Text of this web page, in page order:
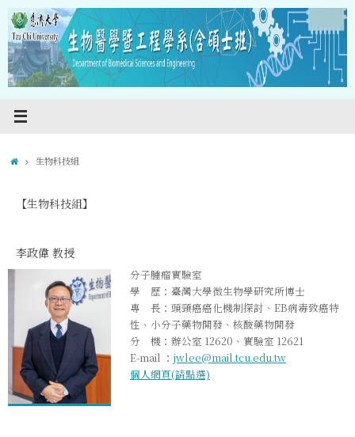
content
Home生物科技組
【生物科技組】
李政偉 教授
分子腫瘤實驗室
學 歷：臺灣大學微生物學研究所博士
專 長：頭頸癌癌化機制探討、EB病毒致癌特
性、小分子藥物開發、核酸藥物開發
分 機：辦公室 12620、實驗室 12621
E-mail ： jwlee@mail.tcu.edu.tw
個人網頁(請點選)